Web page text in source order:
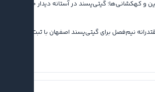
و کهکشانی‌ها؛ گیتی‌پسند در آستانه دیدار حساس
نیم‌فصل برای گیتی‌پسند اصفهان با ثبت رکورد